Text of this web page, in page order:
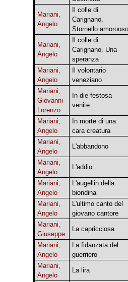
Mariani,
Angelo
Il colle di
Carignano.
Stornello amorooso
Mariani,
Angelo
Il colle di
Carignano. Una
speranza
Mariani,
Angelo
Il volontario
veneziano
Mariani,
Giovanni
Lorenzo
In die festosa
venite
Mariani,
Angelo
In morte di una
cara creatura
Mariani,
Angelo
L'abbandono
Mariani,
Angelo
L'addio
Mariani,
Angelo
L'augellin della
biondina
Mariani,
Angelo
L'ultimo canto del
giovano cantore
Mariani,
Giuseppe
La capricciosa
Mariani,
Angelo
La fidanzata del
guerriero
Mariani,
Angelo
La lira